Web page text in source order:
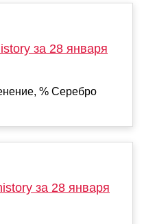
за 28 января
% Серебро
за 28 января